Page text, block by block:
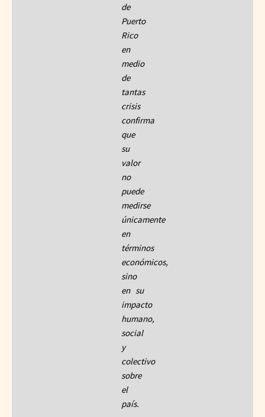
de
Puerto
Rico
en
medio
de
tantas
crisis
confirma
que
su
valor
no
puede
medirse
únicamente
en
términos
económicos,
sino
en su
impacto
humano,
social
y
colectivo
sobre
el
país.